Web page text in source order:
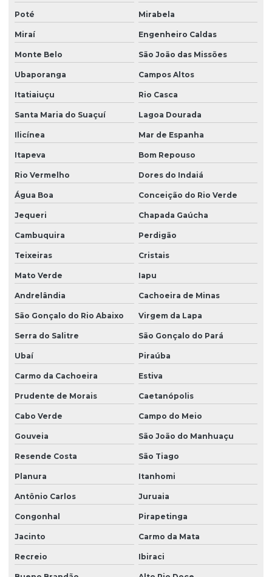
Poté Mirabela
Miraí Engenheiro Caldas
Monte Belo São João das Missões
Ubaporanga Campos Altos
Itatiaiuçu Rio Casca
Santa Maria do Suaçuí Lagoa Dourada
Ilicínea Mar de Espanha
Itapeva Bom Repouso
Rio Vermelho Dores do Indaiá
Água Boa Conceição do Rio Verde
Jequeri Chapada Gaúcha
Cambuquira Perdigão
Teixeiras Cristais
Mato Verde Iapu
Andrelândia Cachoeira de Minas
São Gonçalo do Rio Abaixo Virgem da Lapa
Serra do Salitre São Gonçalo do Pará
Ubaí Piraúba
Carmo da Cachoeira Estiva
Prudente de Morais Caetanópolis
Cabo Verde Campo do Meio
Gouveia São João do Manhuaçu
Resende Costa São Tiago
Planura Itanhomi
Antônio Carlos Juruaia
Congonhal Pirapetinga
Jacinto Carmo da Mata
Recreio Ibiraci